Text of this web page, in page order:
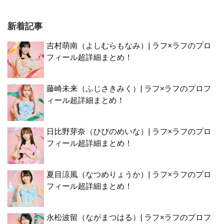
新着記事
吉村萌南（よしむらもなみ）| ラフ×ラフのプロ
フィール超詳細まとめ！
藤崎未来（ふじさきみく）| ラフ×ラフのプロフ
ィール超詳細まとめ！
日比野芽奈（ひびのめいな）| ラフ×ラフのプロ
フィール超詳細まとめ！
夏目涼風（なつめりょうか）| ラフ×ラフのプロ
フィール超詳細まとめ！
永松波留（ながまつはる）| ラフ×ラフのプロフ